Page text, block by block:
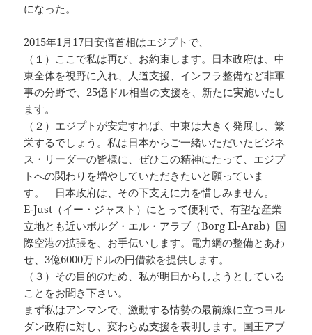
になった。
2015年1月17日安倍首相はエジプトで、
（１）ここで私は再び、お約束します。日本政府は、中
東全体を視野に入れ、人道支援、インフラ整備など非軍
事の分野で、25億ドル相当の支援を、新たに実施いたし
ます。
（２）エジプトが安定すれば、中東は大きく発展し、繁
栄するでしょう。私は日本からご一緒いただいたビジネ
ス・リーダーの皆様に、ぜひこの精神にたって、エジプ
トへの関わりを増やしていただきたいと願っていま
す。 日本政府は、その下支えに力を惜しみません。
E-Just（イー・ジャスト）にとって便利で、有望な産業
立地とも近いボルグ・エル・アラブ（Borg El-Arab）国
際空港の拡張を、お手伝いします。電力網の整備とあわ
せ、3億6000万ドルの円借款を提供します。
（３）その目的のため、私が明日からしようとしている
ことをお聞き下さい。
まず私はアンマンで、激動する情勢の最前線に立つヨル
ダン政府に対し、変わらぬ支援を表明します。国王アブ